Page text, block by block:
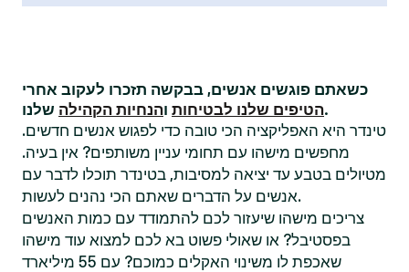
כשאתם פוגשים אנשים, בבקשה תזכרו לעקוב אחרי
הטיפים שלנו לבטיחות והנחיות הקהילה
שלנו.
טינדר היא האפליקציה הכי טובה כדי לפגוש אנשים חדשים.
מחפשים מישהו עם תחומי עניין משותפים? אין בעיה.
מטיולים בטבע עד יציאה למסיבות, בטינדר תוכלו לדבר עם
אנשים על הדברים שאתם הכי נהנים לעשות.
צריכים מישהו שיעזור לכם להתמודד עם כמות האנשים
בפסטיבל? או שאולי פשוט בא לכם למצוא עוד מישהו
שאכפת לו משינוי האקלים כמוכם? עם 55 מיליארד